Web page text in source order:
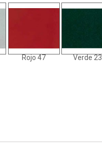
Rojo 47 Verde 23